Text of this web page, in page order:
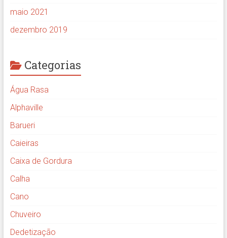
maio 2021
dezembro 2019
Categorias
Água Rasa
Alphaville
Barueri
Caieiras
Caixa de Gordura
Calha
Cano
Chuveiro
Dedetização